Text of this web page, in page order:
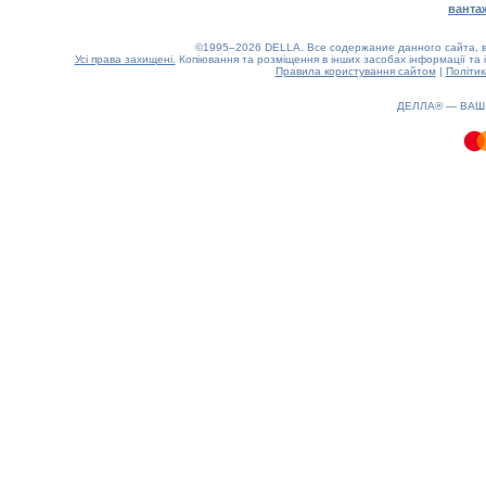
©1995–2026 DELLA. Все содержание данного сайта,
Усі права захищені. Копіювання та розміщення в інших засобах інформації
Правила користування сайтом|
ДЕЛЛА® —